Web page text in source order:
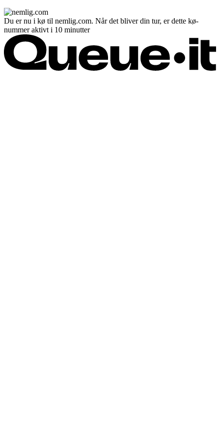
Du er nu i kø til nemlig.com. Når det bliver din tur, er dette kø-
nummer aktivt i 10 minutter